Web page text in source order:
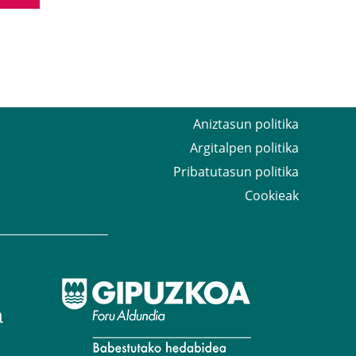
Aniztasun politika
Argitalpen politika
Pribatutasun politika
Cookieak